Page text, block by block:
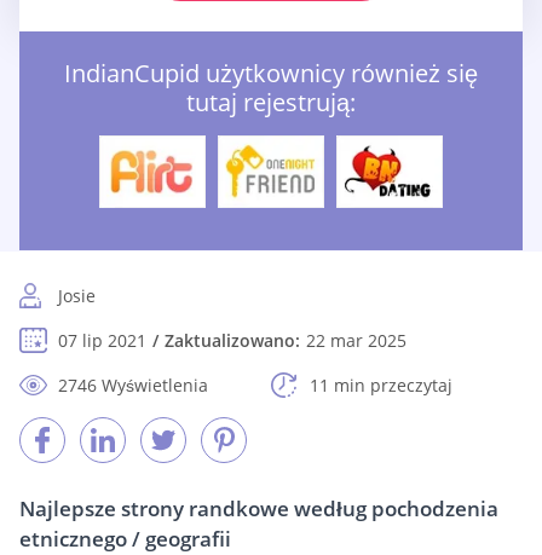
IndianCupid użytkownicy również się
tutaj rejestrują:
Josie
07 lip 2021
Zaktualizowano: 22 mar 2025
2746 Wyświetlenia
11 min przeczytaj
Najlepsze strony randkowe według pochodzenia
etnicznego / geografii